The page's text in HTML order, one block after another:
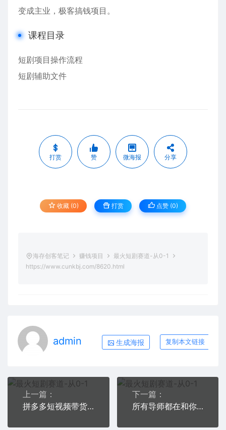
变成主业，极客搞钱项目。
课程目录
短剧项目操作流程
短剧辅助文件
打赏 赞 微海报 分享
收藏 (0) 打赏 点赞 (0)
海存创客笔记 赚钱项目
最火短剧赛道-从0-1
https://www.cunkbj.com/8620.html
admin 生成海报 复制本文链接
上一篇：
拼多多短视频带货日入300+实操落地流程
下一篇：
所有导师都在和你说的独家裂变引流到底是什么首次揭秘全网首发，24年最强引流，什么是投稿引流裂变流量，保姆及揭秘